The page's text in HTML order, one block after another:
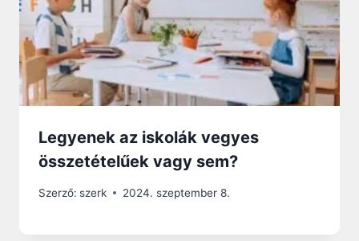
Legyenek az iskolák vegyes
összetételűek vagy sem?
Szerző: szerk 2024. szeptember 8.